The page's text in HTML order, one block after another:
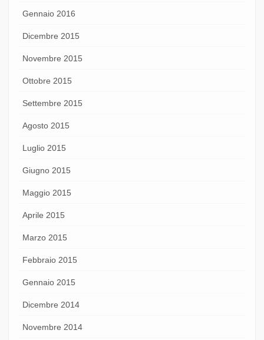
Gennaio 2016
Dicembre 2015
Novembre 2015
Ottobre 2015
Settembre 2015
Agosto 2015
Luglio 2015
Giugno 2015
Maggio 2015
Aprile 2015
Marzo 2015
Febbraio 2015
Gennaio 2015
Dicembre 2014
Novembre 2014